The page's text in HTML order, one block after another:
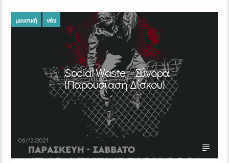
μουσική νέα
Social Waste – Σύνορα
(Παρουσίαση Δίσκου)
06/12/2021